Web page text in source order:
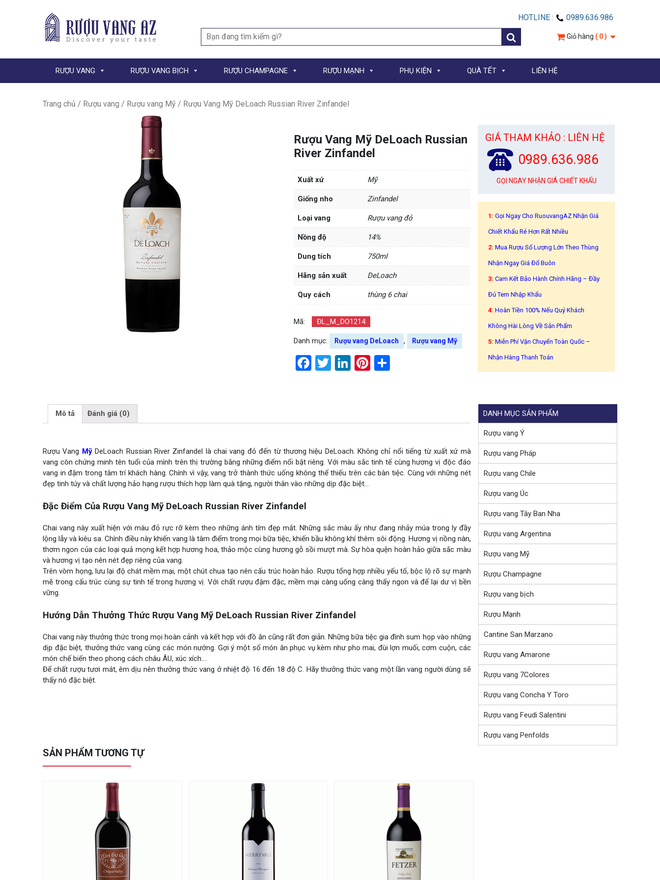
HOTLINE :
0989.636.986
Search
for:
Giỏ hàng ( 0 )
RƯỢU VANG RƯỢU VANG BỊCH RƯỢU CHAMPAGNE RƯỢU MẠNH PHỤ KIỆN QUÀ TẾT LIÊN HỆ
Trang chủ / Rượu vang / Rượu vang Mỹ / Rượu Vang Mỹ DeLoach Russian River Zinfandel
Rượu Vang Mỹ DeLoach Russian
River Zinfandel
Xuất xứ Mỹ
Giống nho Zinfandel
Loại vang Rượu vang đỏ
Nồng độ 14%
Dung tích 750ml
Hãng sản xuất DeLoach
Quy cách thùng 6 chai
Mã: ĐL_M_DO1214
Danh mục: Rượu vang DeLoach , Rượu vang Mỹ
Facebook
Twitter
LinkedIn
Pinterest
GIÁ THAM KHẢO : LIÊN HỆ
0989.636.986
GỌI NGAY NHẬN GIÁ CHIẾT KHẤU
1:Gọi Ngay Cho RuouvangAZ Nhận Giá
Chiết Khấu Rẻ Hơn Rất Nhiều
2:Mua Rượu Số Lượng Lớn Theo Thùng
Nhận Ngay Giá Đổ Buôn
3: Cam Kết Bảo Hành Chính Hãng – Đầy
Đủ Tem Nhập Khẩu
4:Hoàn Tiền 100% Nếu Quý Khách
Không Hài Lòng Về Sản Phẩm
5: Miễn Phí Vận Chuyển Toàn Quốc –
Nhận Hàng Thanh Toán
Mô tả Đánh giá (0)
Rượu Vang Mỹ DeLoach Russian River Zinfandel là chai vang đỏ đến từ thương hiệu DeLoach. Không chỉ nổi tiếng từ xuất xứ mà
vang còn chứng minh tên tuổi của mình trên thị trường bằng những điểm nổi bật riêng. Với màu sắc tinh tế cùng hương vị độc đáo
vang in đậm trong tâm trí khách hàng. Chính vì vậy, vang trở thành thức uống không thể thiếu trên các bàn tiệc. Cùng với những nét
đẹp tinh túy và chất lượng hảo hạng rượu thích hợp làm quà tặng, người thân vào những dịp đặc biệt…
Đặc Điểm Của Rượu Vang Mỹ DeLoach Russian River Zinfandel
Chai vang này xuất hiện với màu đỏ rực rỡ kèm theo những ánh tím đẹp mắt. Những sắc màu ấy như đang nhảy múa trong ly đầy
lộng lẫy và kiêu sa. Chính điều này khiến vang là tâm điểm trong mọi bữa tiệc, khiến bầu không khí thêm sôi động. Hương vị nồng nàn,
thơm ngon của các loại quả mọng kết hợp hương hoa, thảo mộc cùng hương gỗ sồi mượt mà. Sự hòa quện hoàn hảo giữa sắc màu
và hương vị tạo nên nét đẹp riêng của vang.
Trên vòm họng, lưu lại độ chát mềm mại, một chút chua tạo nên cấu trúc hoàn hảo. Rượu tổng hợp nhiều yếu tố, bộc lộ rõ sự mạnh
mẽ trong cấu trúc cùng sự tinh tế trong hương vị. Với chất rượu đậm đặc, mềm mại càng uống càng thấy ngon và để lại dư vị bền
vững.
Hướng Dẫn Thưởng Thức Rượu Vang Mỹ DeLoach Russian River Zinfandel
Chai vang này thưởng thức trong mọi hoàn cảnh và kết hợp với đồ ăn cũng rất đơn giản. Những bữa tiệc gia đình sum họp vào những
dịp đặc biệt, thưởng thức vang cùng các món nướng. Gợi ý một số món ăn phục vụ kèm như pho mai, đùi lợn muối, cơm cuộn, các
món chế biến theo phong cách châu ÂU, xúc xích….
Để chất rượu tươi mát, êm dịu nên thưởng thức vang ở nhiệt độ 16 đến 18 độ C. Hãy thưởng thức vang một lần vang người dùng sẽ
thấy nó đặc biệt.
DANH MỤC SẢN PHẨM
Rượu vang Ý
Rượu vang Pháp
Rượu vang Chile
Rượu vang Úc
Rượu vang Tây Ban Nha
Rượu vang Argentina
Rượu vang Mỹ
Rượu Champagne
Rượu vang bịch
Rượu Mạnh
Cantine San Marzano
Rượu vang Amarone
Rượu vang 7Colores
Rượu vang Concha Y Toro
Rượu vang Feudi Salentini
Rượu vang Penfolds
SẢN PHẨM TƯƠNG TỰ